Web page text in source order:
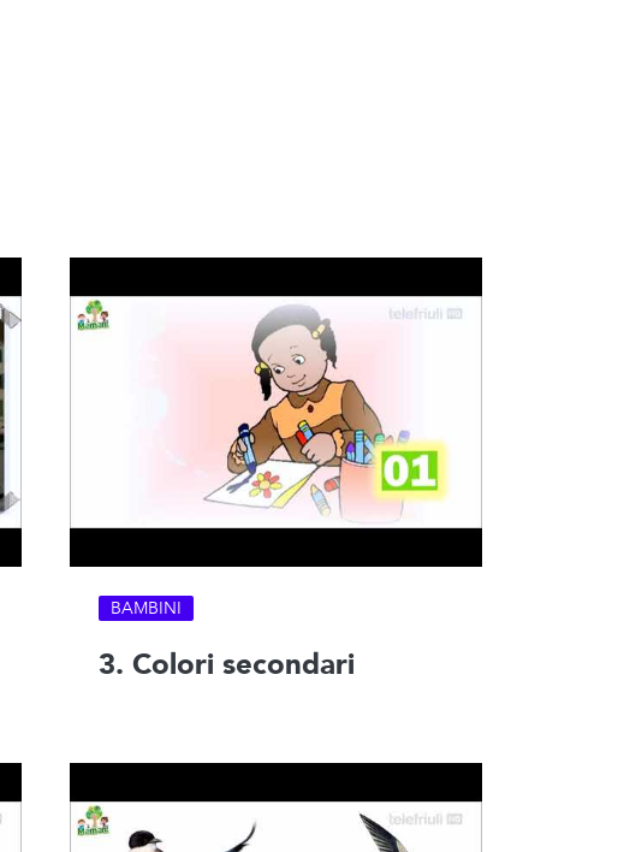
BAMBINI
3. Colori secondari